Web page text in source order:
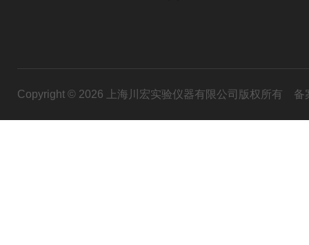
Copyright © 2026 上海川宏实验仪器有限公司版权所有 备